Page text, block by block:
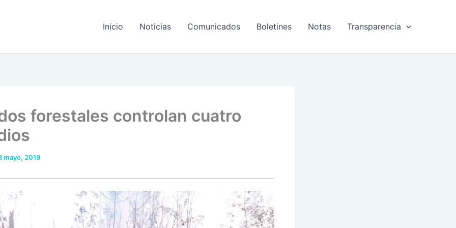
Inicio Noticias Comunicados Boletines Notas Transparencia
forestales controlan cuatro
mayo, 2019